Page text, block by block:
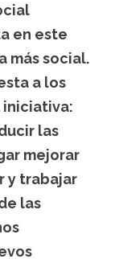
en este
más social.
a los
iniciativa:
las
mejorar
y trabajar
las